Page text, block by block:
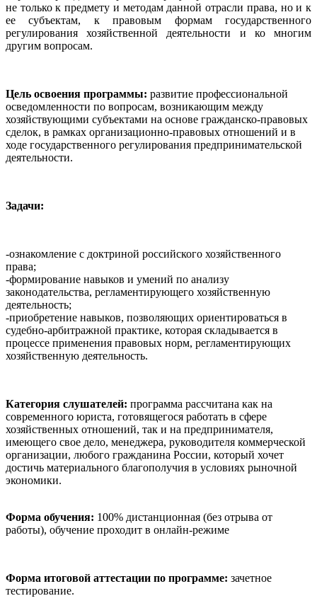
не только к предмету и методам данной отрасли права, но и к
ее субъектам, к правовым формам государственного
регулирования хозяйственной деятельности и ко многим
другим вопросам.
Цель освоения программы: развитие профессиональной
осведомленности по вопросам, возникающим между
хозяйствующими субъектами на основе гражданско-правовых
сделок, в рамках организационно-правовых отношений и в
ходе государственного регулирования предпринимательской
деятельности.
Задачи:
-ознакомление с доктриной российского хозяйственного
права;
-формирование навыков и умений по анализу
законодательства, регламентирующего хозяйственную
деятельность;
-приобретение навыков, позволяющих ориентироваться в
судебно-арбитражной практике, которая складывается в
процессе применения правовых норм, регламентирующих
хозяйственную деятельность.
Категория слушателей: программа рассчитана как на
современного юриста, готовящегося работать в сфере
хозяйственных отношений, так и на предпринимателя,
имеющего свое дело, менеджера, руководителя коммерческой
организации, любого гражданина России, который хочет
достичь материального благополучия в условиях рыночной
экономики.
Форма обучения: 100% дистанционная (без отрыва от
работы), обучение проходит в онлайн-режиме
Форма итоговой аттестации по программе: зачетное
тестирование.